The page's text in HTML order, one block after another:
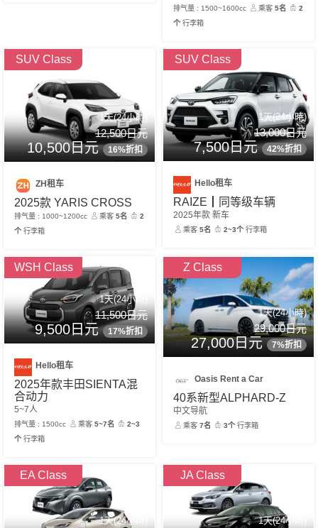
排气量 : 1500~1600cc 乘客5名
2
个 行李箱
SUV Class
1天(24小時)
12,500日元
10,500日元 16%折扣
ZH租车
2025款 YARIS CROSS
排气量 : 1000~1200cc 乘客5名
2
个 行李箱
SUV Class
1天(24小時)
13,000日元
7,500日元 42%折扣
Hello租车
RAIZE┃同等级车辆
2025年款 新车
乘客5名 2~3个行李箱
WSH Class
1天(24小時)
11,500日元
9,500日元 17%折扣
Hello租车
2025年款丰田SIENTA混
合动力
5~7人
排气量 : 1500cc 乘客5~7名
2~3
个 行李箱
Z Class
1天(24小時)
29,000日元
27,000日元 7%折扣
Oasis Rent a Car
40系新型ALPHARD-Z
中文导航
乘客7名 3个行李箱
EA Class
1天(24小時)
JA Class
1天(24小時)